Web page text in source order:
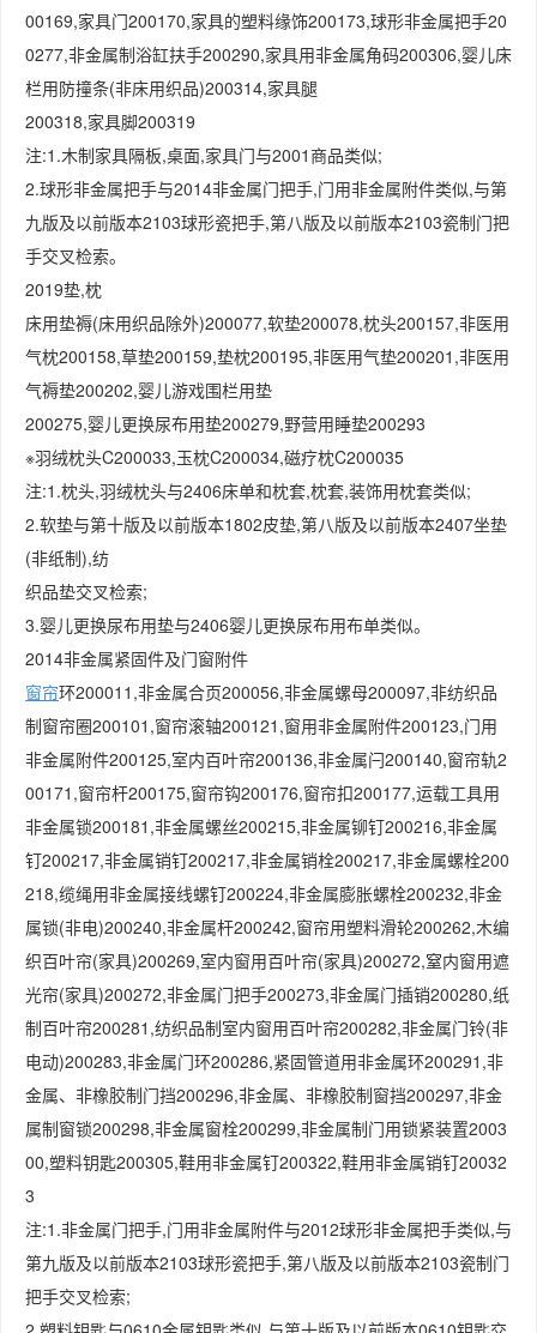
00169,家具门200170,家具的塑料缘饰200173,球形非金属把手20
0277,非金属制浴缸扶手200290,家具用非金属角码200306,婴儿床
栏用防撞条(非床用织品)200314,家具腿
200318,家具脚200319
注:1.木制家具隔板,桌面,家具门与2001商品类似;
2.球形非金属把手与2014非金属门把手,门用非金属附件类似,与第
九版及以前版本2103球形瓷把手,第八版及以前版本2103瓷制门把
手交叉检索。
2019垫,枕
床用垫褥(床用织品除外)200077,软垫200078,枕头200157,非医用
气枕200158,草垫200159,垫枕200195,非医用气垫200201,非医用
气褥垫200202,婴儿游戏围栏用垫
200275,婴儿更换尿布用垫200279,野营用睡垫200293
※羽绒枕头C200033,玉枕C200034,磁疗枕C200035
注:1.枕头,羽绒枕头与2406床单和枕套,枕套,装饰用枕套类似;
2.软垫与第十版及以前版本1802皮垫,第八版及以前版本2407坐垫
(非纸制),纺
织品垫交叉检索;
3.婴儿更换尿布用垫与2406婴儿更换尿布用布单类似。
2014非金属紧固件及门窗附件
窗帘环200011,非金属合页200056,非金属螺母200097,非纺织品
制窗帘圈200101,窗帘滚轴200121,窗用非金属附件200123,门用
非金属附件200125,室内百叶帘200136,非金属闩200140,窗帘轨2
00171,窗帘杆200175,窗帘钩200176,窗帘扣200177,运载工具用
非金属锁200181,非金属螺丝200215,非金属铆钉200216,非金属
钉200217,非金属销钉200217,非金属销栓200217,非金属螺栓200
218,缆绳用非金属接线螺钉200224,非金属膨胀螺栓200232,非金
属锁(非电)200240,非金属杆200242,窗帘用塑料滑轮200262,木编
织百叶帘(家具)200269,室内窗用百叶帘(家具)200272,窒内窗用遮
光帘(家具)200272,非金属门把手200273,非金属门插销200280,纸
制百叶帘200281,纺织品制室内窗用百叶帘200282,非金属门铃(非
电动)200283,非金属门环200286,紧固管道用非金属环200291,非
金属、非橡胶制门挡200296,非金属、非橡胶制窗挡200297,非金
属制窗锁200298,非金属窗栓200299,非金属制门用锁紧装置2003
00,塑料钥匙200305,鞋用非金属钉200322,鞋用非金属销钉20032
3
注:1.非金属门把手,门用非金属附件与2012球形非金属把手类似,与
第九版及以前版本2103球形瓷把手,第八版及以前版本2103瓷制门
把手交叉检索;